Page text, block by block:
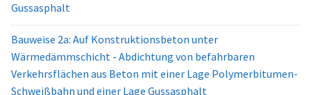
Gussasphalt
Bauweise 2a: Auf Konstruktionsbeton unter
Wärmedämmschicht - Abdichtung von befahrbaren
Verkehrsflächen aus Beton mit einer Lage Polymerbitumen-
Schweißbahn und einer Lage Gussasphalt